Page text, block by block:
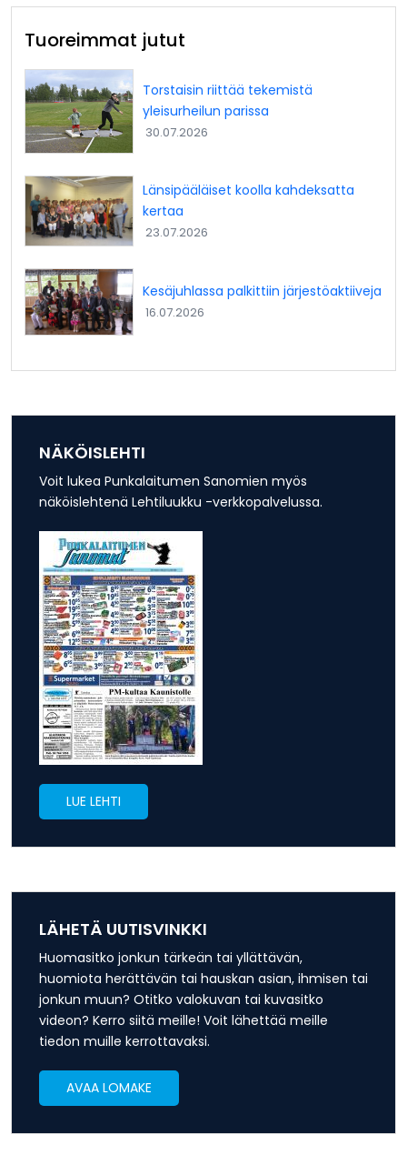
Tuoreimmat jutut
Torstaisin riittää tekemistä
yleisurheilun parissa
30.07.2026
Länsipääläiset koolla kahdeksatta
kertaa
23.07.2026
Kesäjuhlassa palkittiin järjestöaktiiveja
16.07.2026
NÄKÖISLEHTI
Voit lukea Punkalaitumen Sanomien myös
näköislehtenä Lehtiluukku -verkkopalvelussa.
LUE LEHTI
LÄHETÄ UUTISVINKKI
Huomasitko jonkun tärkeän tai yllättävän,
huomiota herättävän tai hauskan asian, ihmisen tai
jonkun muun? Otitko valokuvan tai kuvasitko
videon? Kerro siitä meille! Voit lähettää meille
tiedon muille kerrottavaksi.
AVAA LOMAKE